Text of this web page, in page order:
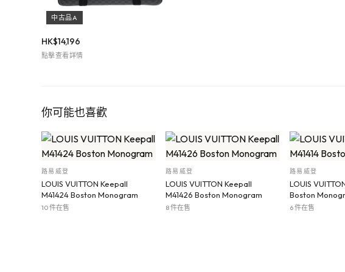
中古品A
HK$14,196
點擊查看詳情
你可能也喜歡
路易威登
LOUIS VUITTON Keepall
M41424 Boston Monogram
10 件在售
路易威登
LOUIS VUITTON Keepall
M41426 Boston Monogram
8 件在售
路易威登
LOUIS
Boston
6 件在售